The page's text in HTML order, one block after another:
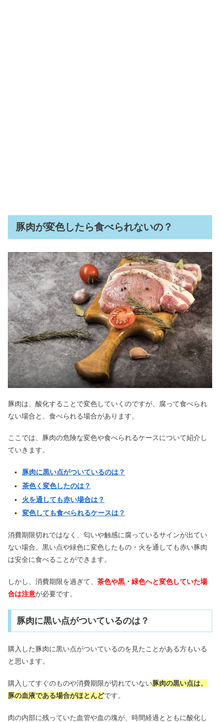
豚肉が変色したら食べられないの？
豚肉は、酸化することで変色していくのですが、腐って食べられ
ない場合と、食べられる場合があります。
ここでは、豚肉の危険な変色や食べられるケースについて紹介し
ていきます。
豚肉に黒い点がついているのは？
茶色く変色したのは？
火を通しても赤い場合は？
変色しても食べられるケースは？
消費期限切れではなく、匂いや触感に腐っているサインが出てい
ない場合、黒い点や緑色に変色したもの・火を通しても赤い豚肉
は安全に食べることができます。
しかし、消費期限を過ぎて、 茶色や黒・緑色へと変色していた場
合は注意が必要です。
豚肉に黒い点がついているのは？
購入した豚肉に黒い点がついているのを見たことがある方もいる
と思います。
購入してすぐのものや消費期限が切れていない豚肉の黒い点は、
豚の血液である場合がほとんどです。
肉の内部に残っていた血管や血の塊が、時間経過とともに酸化し